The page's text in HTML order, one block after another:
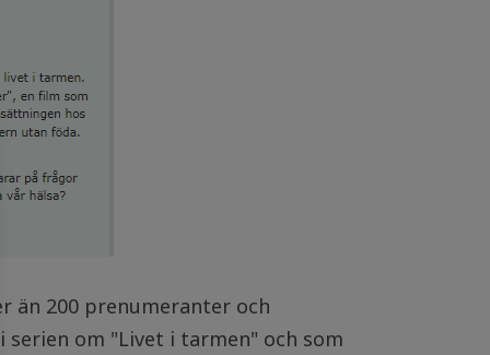
än 200 prenumeranter och
om "Livet i tarmen" och som